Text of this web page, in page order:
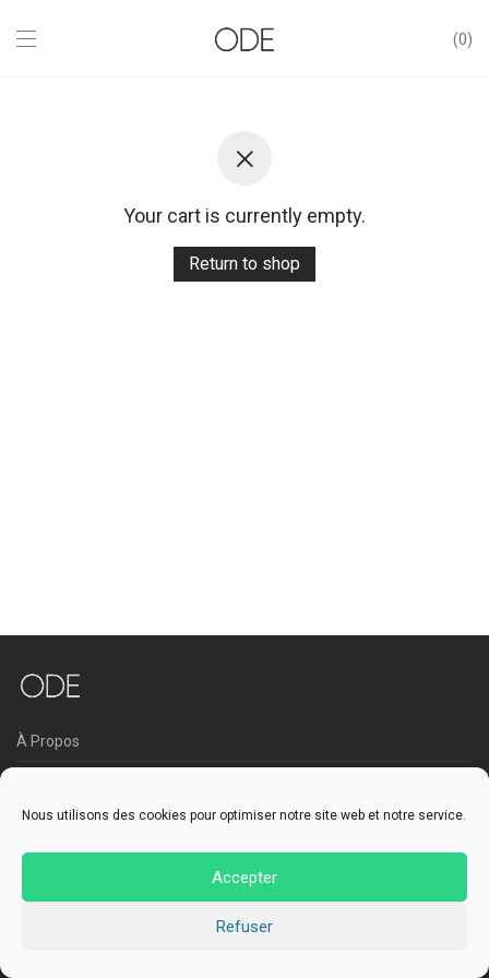
Nous utilisons des cookies pour optimiser notre site web et notre service.
Accepter
Refuser
0
Your cart is currently empty.
Return to shop
À Propos
Contact
© 2026 ode-sculpture.com - Design by